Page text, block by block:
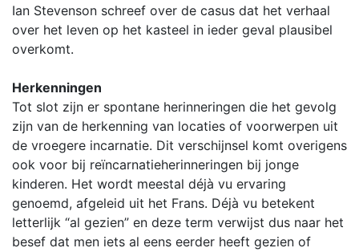
Ian Stevenson schreef over de casus dat het verhaal
over het leven op het kasteel in ieder geval plausibel
overkomt.
Herkenningen
Tot slot zijn er spontane herinneringen die het gevolg
zijn van de herkenning van locaties of voorwerpen uit
de vroegere incarnatie. Dit verschijnsel komt overigens
ook voor bij reïncarnatieherinneringen bij jonge
kinderen. Het wordt meestal déjà vu ervaring
genoemd, afgeleid uit het Frans. Déjà vu betekent
letterlijk “al gezien” en deze term verwijst dus naar het
besef dat men iets al eens eerder heeft gezien of